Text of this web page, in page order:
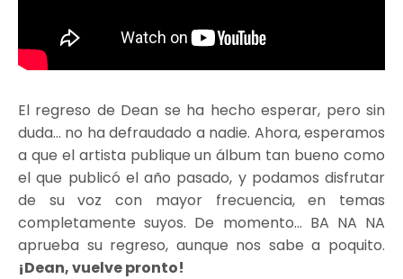
El regreso de Dean se ha hecho esperar, pero sin
duda… no ha defraudado a nadie. Ahora, esperamos
a que el artista publique un álbum tan bueno como
el que publicó el año pasado, y podamos disfrutar
de su voz con mayor frecuencia, en temas
completamente suyos. De momento… BA NA NA
aprueba su regreso, aunque nos sabe a poquito.
¡Dean, vuelve pronto!